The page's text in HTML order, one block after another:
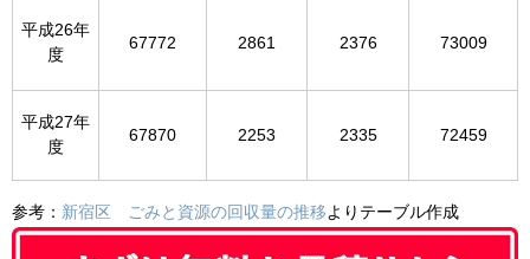
平成26年
度
67772 2861 2376 73009
平成27年
度
67870 2253 2335 72459
参考： 新宿区 ごみと資源の回収量の推移 よりテーブル作成